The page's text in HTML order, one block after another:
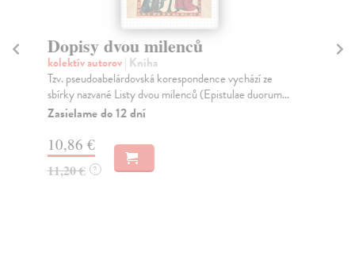
Dopisy dvou milenců
kolektív autorov| Kniha
Tzv. pseudoabelárdovská korespondence vychází ze
sbírky nazvané Listy dvou milenců (Epistulae duorum...
Zasielame do 12 dní
10,86 €
11,20 € ?